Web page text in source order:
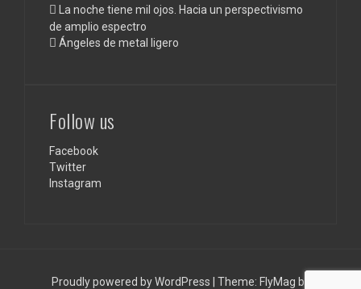
La noche tiene mil ojos. Hacia un perspectivismo
de amplio espectro
Ángeles de metal ligero
Follow us
Facebook
Twitter
Instagram
Proudly powered by WordPress Theme: FlyMag by